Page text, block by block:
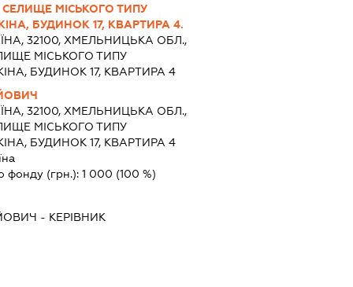
МІСЬКОГО ТИПУ
БУДИНОК 17, КВАРТИРА 4.
32100, ХМЕЛЬНИЦЬКА ОБЛ.,
МІСЬКОГО ТИПУ
БУДИНОК 17, КВАРТИРА 4
32100, ХМЕЛЬНИЦЬКА ОБЛ.,
МІСЬКОГО ТИПУ
БУДИНОК 17, КВАРТИРА 4
фонду (грн.): 1 000 (100 %)
- КЕРІВНИК